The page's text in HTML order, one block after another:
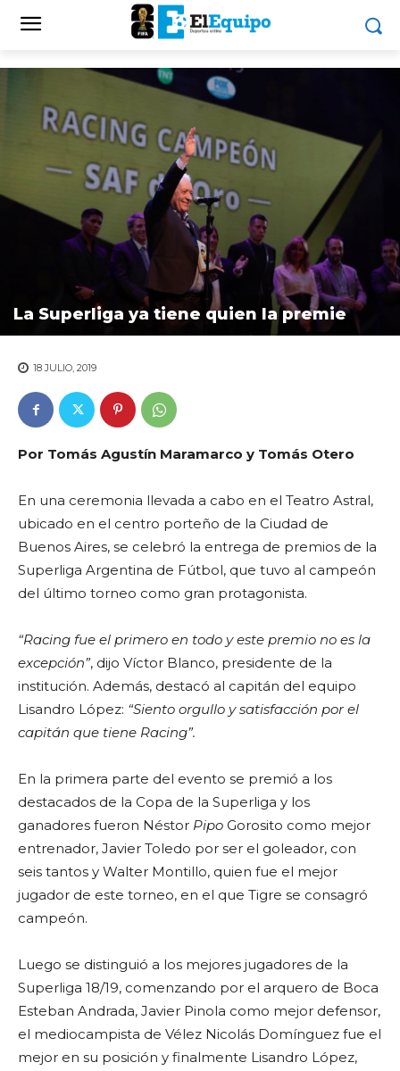
La Superliga ya tiene quien la premie
18 JULIO, 2019
Por Tomás Agustín Maramarco y Tomás Otero
En una ceremonia llevada a cabo en el Teatro Astral,
ubicado en el centro porteño de la Ciudad de
Buenos Aires, se celebró la entrega de premios de la
Superliga Argentina de Fútbol, que tuvo al campeón
del último torneo como gran protagonista.
“Racing fue el primero en todo y este premio no es la
excepción”, dijo Víctor Blanco, presidente de la
institución. Además, destacó al capitán del equipo
Lisandro López: “Siento orgullo y satisfacción por el
capitán que tiene Racing”.
En la primera parte del evento se premió a los
destacados de la Copa de la Superliga y los
ganadores fueron Néstor Pipo Gorosito como mejor
entrenador, Javier Toledo por ser el goleador, con
seis tantos y Walter Montillo, quien fue el mejor
jugador de este torneo, en el que Tigre se consagró
campeón.
Luego se distinguió a los mejores jugadores de la
Superliga 18/19, comenzando por el arquero de Boca
Esteban Andrada, Javier Pinola como mejor defensor,
el mediocampista de Vélez Nicolás Domínguez fue el
mejor en su posición y finalmente Lisandro López,